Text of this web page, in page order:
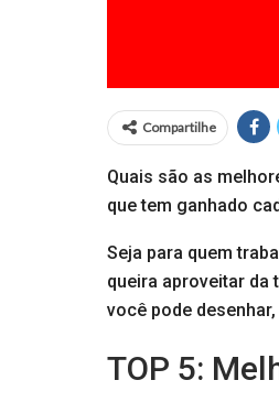
Compartilhe
Quais são as
que tem ganhado
Seja para quem
queira aproveitar da
você pode
TOP 5: